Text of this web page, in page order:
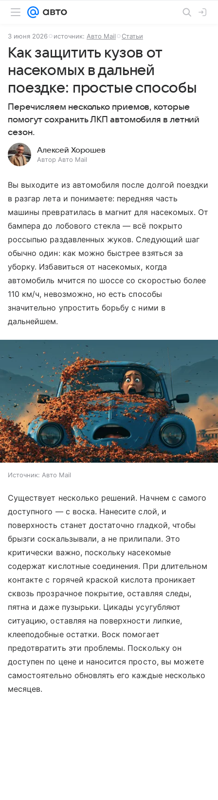
3 июня 2026 источник: Авто Mail Статьи
Как защитить кузов от
насекомых в дальней
поездке: простые способы
Перечисляем несколько приемов, которые
помогут сохранить ЛКП автомобиля в летний
сезон.
Алексей Хорошев
Автор Авто Mail
Вы выходите из автомобиля после долгой поездки
в разгар лета и понимаете: передняя часть
машины превратилась в магнит для насекомых. От
бампера до лобового стекла — всё покрыто
россыпью раздавленных жуков. Следующий шаг
обычно один: как можно быстрее взяться за
уборку. Избавиться от насекомых, когда
автомобиль мчится по шоссе со скоростью более
110 км/ч, невозможно, но есть способы
значительно упростить борьбу с ними в
дальнейшем.
Источник: Авто Mail
Существует несколько решений. Начнем с самого
доступного — с воска. Нанесите слой, и
поверхность станет достаточно гладкой, чтобы
брызги соскальзывали, а не прилипали. Это
критически важно, поскольку насекомые
содержат кислотные соединения. При длительном
контакте с горячей краской кислота проникает
сквозь прозрачное покрытие, оставляя следы,
пятна и даже пузырьки. Цикады усугубляют
ситуацию, оставляя на поверхности липкие,
клееподобные остатки. Воск помогает
предотвратить эти проблемы. Поскольку он
доступен по цене и наносится просто, вы можете
самостоятельно обновлять его каждые несколько
месяцев.